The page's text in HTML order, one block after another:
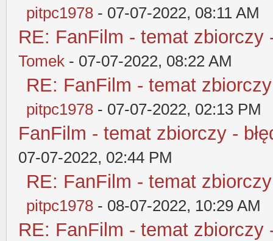
pitpc1978 - 07-07-2022, 08:11 AM
RE: FanFilm - temat zbiorczy
Tomek - 07-07-2022, 08:22 AM
RE: FanFilm - temat
pitpc1978 - 07-07-2022, 02:13 PM
FanFilm - temat zbiorczy -
07-07-2022, 02:44 PM
RE: FanFilm - temat
pitpc1978 - 08-07-2022, 10:29 AM
RE: FanFilm - temat zbiorczy